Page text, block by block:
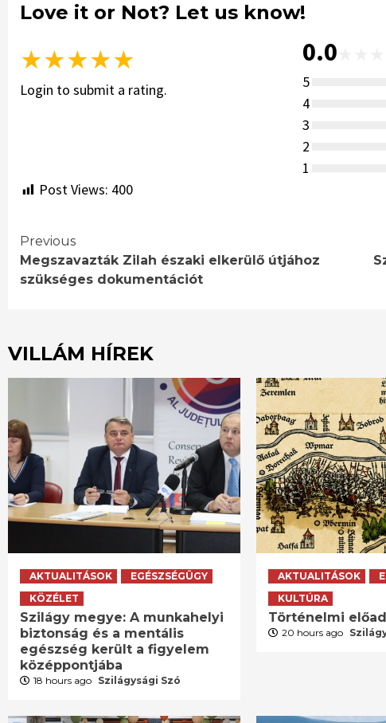
Love it or Not? Let us know!
★★★★★
Login to submit a rating.
0.0
5
4
3
2
1
Post Views: 400
Continue
Reading
Previous
Megszavazták Zilah északi elkerülő útjához
szükséges dokumentációt
VILLÁM HÍREK
AKTUALITÁSOK
EGÉSZSÉGÜGY
KÖZÉLET
Szilágy megye: A munkahelyi
biztonság és a mentális
egészség került a figyelem
középpontjába
18 hours ago Szilágysági Szó
AKTUALITÁSOK
KULTÚRA
Történelmi
20 hours ago